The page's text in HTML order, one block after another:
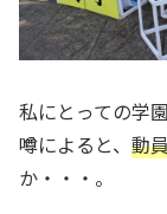
私にとっての学
噂によると、 動
か・・・。